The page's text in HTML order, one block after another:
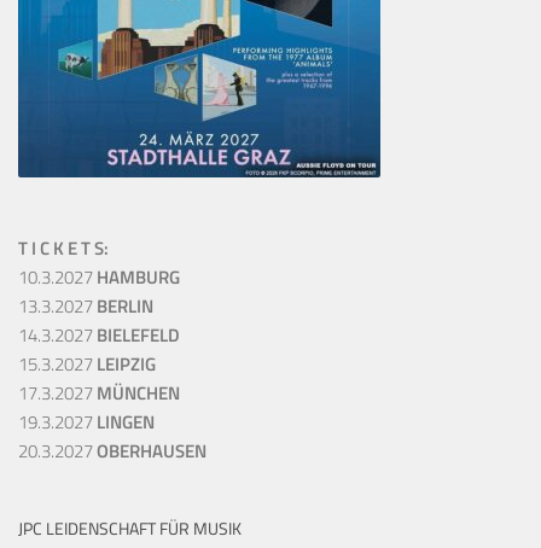
T I C K E T S:
10.3.2027HAMBURG
13.3.2027BERLIN
14.3.2027BIELEFELD
15.3.2027LEIPZIG
17.3.2027MÜNCHEN
19.3.2027LINGEN
20.3.2027OBERHAUSEN
JPC LEIDENSCHAFT FÜR MUSIK